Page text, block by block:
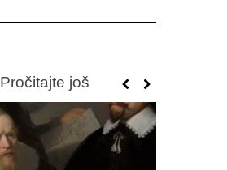
Pročitajte još